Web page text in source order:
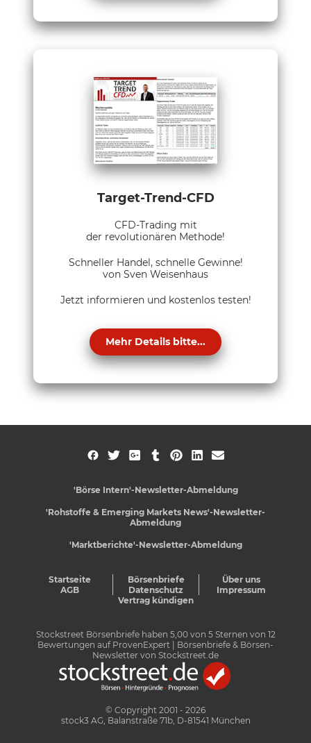
Target-Trend-CFD
CFD-Trading mit
der revolutionären Methode!
Schneller Handel, schnelle Gewinne!
von Sven Weisenhaus
Jetzt informieren und kostenlos testen!
Mehr Details bitte...
'Börse Intern'-Newsletter-Abmeldung
'Rohstoffe & Emerging Markets News'-Newsletter-
Abmeldung
'Marktberichte'-Newsletter-Abmeldung
Startseite Börsenbriefe
Über uns
AGB
Datenschutz
Impressum
Vertrag kündigen
Stockstreet Börsenbriefe haben 5,00von 5Sternen von 12
Bewertungen auf ProvenExpert
| Börsenbriefe & Börsen-
Newsletter von Stockstreet.de
© Copyright 2001 - 2026
stock3 AG, Balanstraße 71b, D-81541 München